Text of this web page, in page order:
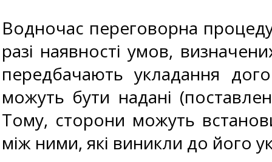
Водночас переговорна
разі наявності умов,
передбачають укладання
можуть бути надані
Тому, сторони можуть
між ними, які виникли до його